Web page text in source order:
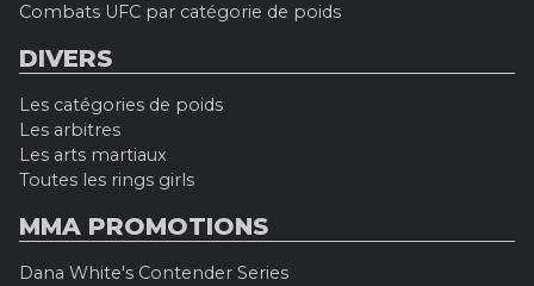
Combats UFC par catégorie de poids
DIVERS
Les catégories de poids
Les arbitres
Les arts martiaux
Toutes les rings girls
MMA PROMOTIONS
Dana White's Contender Series